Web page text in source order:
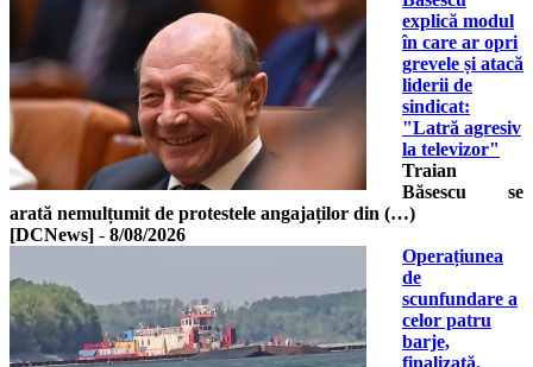
explică modul
în care ar opri
grevele și atacă
liderii de
sindicat:
"Latră agresiv
la televizor"
Traian
Băsescu se
arată nemulțumit de protestele angajaților din (…)
[DCNews] - 8/08/2026
Operațiunea
de
scunfundare a
celor patru
barje,
finalizată.